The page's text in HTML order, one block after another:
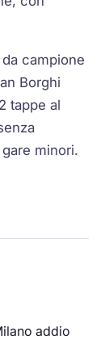
campione
Borghi
tappe al
minori.
addio